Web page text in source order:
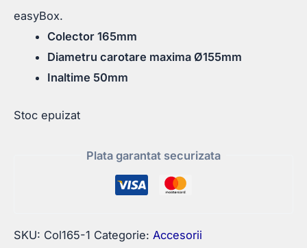
easyBox.
Colector 165mm
Diametru carotare maxima Ø155mm
Inaltime 50mm
Stoc epuizat
Plata garantat securizata
SKU: Col165-1 Categorie: Accesorii